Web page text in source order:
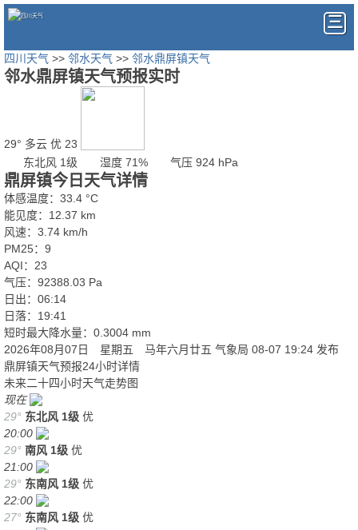
四川天气 >> 邻水天气 >> 邻水鼎屏镇天气
邻水鼎屏镇天气预报实时
29° 多云 优 23
东北风 1级
湿度 71% 气压 924 hPa
鼎屏镇今日天气详情
体感温度：33.4 °C
能见度：12.37 km
风速：3.74 km/h
PM25：9
AQI：23
气压：92388.03 Pa
日出：06:14
日落：19:41
短时最大降水量：0.3004 mm
2026年08月07日 星期五 马年六月廿五 气象局 08-07 19:24 发布
鼎屏镇天气预报24小时详情
未来二十四小时天气走势图
现在
29° 东北风 1级 优
20:00
29° 南风 1级 优
21:00
29° 东南风 1级 优
22:00
27° 东南风 1级 优